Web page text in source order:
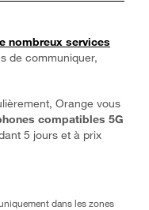
nombreux services
de communiquer,
Orange vous
compatibles 5G
5 jours et à prix
dans les zones